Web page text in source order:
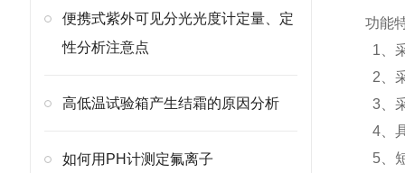
便携式紫外可见分光光度计定量、定
性分析注意点
高低温试验箱产生结霜的原因分析
如何用PH计测定氟离子
功能
1、
2、
3、
4、
5、